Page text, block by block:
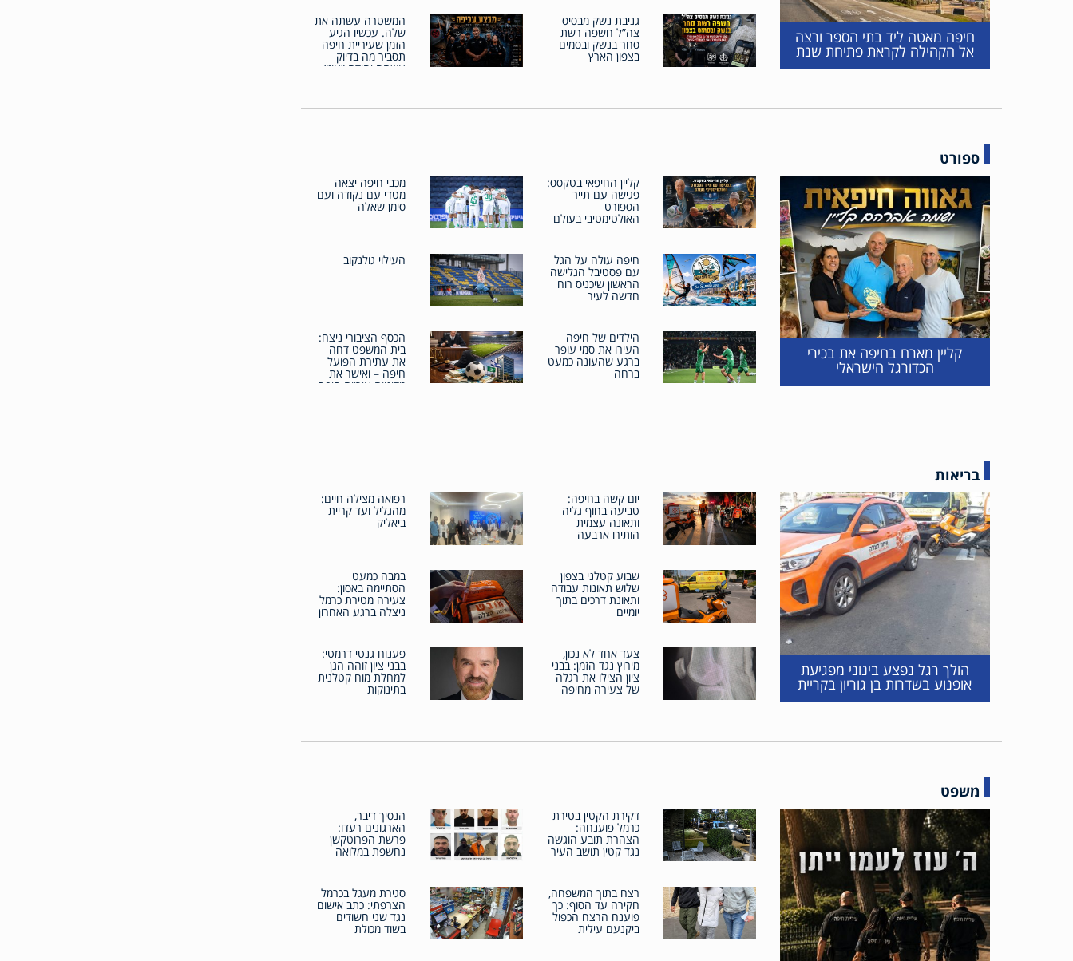
חיפה מאטה ליד בתי הספר ורצה
אל הקהילה לקראת פתיחת שנת
הלימודים
גניבת נשק מבסיס
צה”ל חשפה רשת
סחר בנשק ובסמים
בצפון הארץ
המשטרה עשתה את
שלה. עכשיו הגיע
הזמן שעיריית חיפה
תסביר מה בדיוק
עשתה יחידת “עוז”
ספורט
קליין מארח בחיפה את בכירי
הכדורגל הישראלי
קליין החיפאי בטקסס:
פגישה עם תייר
הספורט
האולטימטיבי בעולם
חיפה עולה על הגל
עם פסטיבל הגלישה
הראשון שיכניס רוח
חדשה לעיר
הילדים של חיפה
העירו את סמי עופר
ברגע שהעונה כמעט
ברחה
מכבי חיפה יצאה
מטדי עם נקודה ועם
סימן שאלה
העילוי גולנקוב
הכסף הציבורי ניצח:
בית המשפט דחה
את עתירת הפועל
חיפה – ואישר את
מדיניות עיריית חיפה
בריאות
הולך רגל נפצע בינוני מפגיעת
אופנוע בשדרות בן גוריון בקריית
מוצקין
יום קשה בחיפה:
טביעה בחוף גליה
ותאונה עצמית
הותירו ארבעה
פצועים קשים
שבוע קטלני בצפון
שלוש תאונות עבודה
ותאונת דרכים בתוך
יומיים
צעד אחד לא נכון,
מירוץ נגד הזמן: בבני
ציון הצילו את רגלה
של צעירה מחיפה
רפואה מצילה חיים:
מהגליל ועד קריית
ביאליק
במבה כמעט
הסתיימה באסון:
צעירה מטירת כרמל
ניצלה ברגע האחרון
פענוח גנטי דרמטי:
בבני ציון זוהה הגן
למחלת מוח קטלנית
בתינוקות
משפט
דקירת הקטין בטירת
כרמל פוענחה:
הצהרת תובע הוגשה
נגד קטין תושב העיר
רצח בתוך המשפחה,
חקירה עד הסוף: כך
פוענח הרצח הכפול
ביקנעם עילית
הנסיך דיבר,
הארגונים רעדו:
פרשת הפרוטקשן
נחשפת במלואה
סגירת מעגל בכרמל
הצרפתי: כתב אישום
נגד שני חשודים
בשוד מכולת